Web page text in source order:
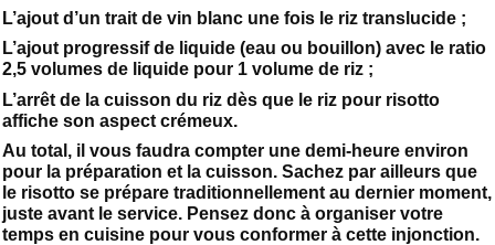
L’ajout d’un trait de vin blanc une fois le riz translucide ;
L’ajout progressif de liquide (eau ou bouillon) avec le ratio
2,5 volumes de liquide pour 1 volume de riz ;
L’arrêt de la cuisson du riz dès que le riz pour risotto
affiche son aspect crémeux.
Au total, il vous faudra compter une demi-heure environ
pour la préparation et la cuisson. Sachez par ailleurs que
le risotto se prépare traditionnellement au dernier moment,
juste avant le service. Pensez donc à organiser votre
temps en cuisine pour vous conformer à cette injonction.